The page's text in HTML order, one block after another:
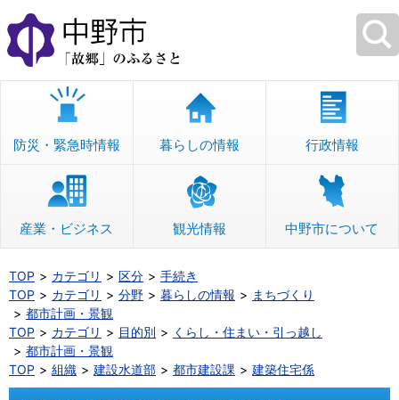
本
文
へ
移
防災・緊急時情報 暮らしの情報 行政情報
産業・ビジネス 観光情報 中野市について
TOP カテゴリ 区分
手続き
TOP
カテゴリ 分野 暮らしの情報
まちづくり
都市計画・景観
TOP
カテゴリ 目的別
くらし・住まい・引っ越し
都市計画・景観
TOP
組織 建設水道部 都市建設課 建築住宅係